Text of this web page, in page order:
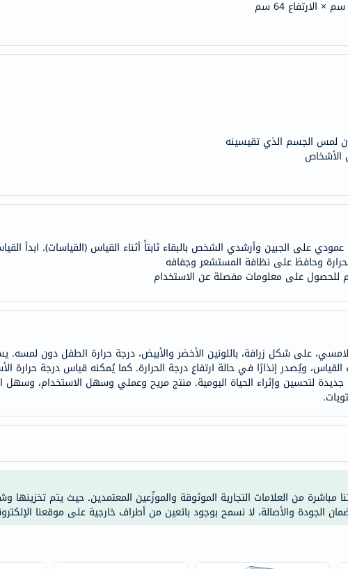
planet-
optibac
fino
Goongbe
doppelherz
dessert-
Biochem
SVR
skinceuticals
true-
الصحة
أساسيات
العناية
لمس الجسم الذي تقيسينه
الأشخاص
على الجبين وأرشدي الشخص بالبقاء ثابتاً أثناء القياس (القياسات). ابدأ
وحافظ على نظافة المستشعر وجفافه
للحصول على معلومات مفصلة عن الاستخدام
القياس، ويُصدر إنذارًا في حالة ارتفاع درجة الحرارة. كما يُمكنه قياس درجة
لتحسين وإثراء الحياة اليومية. منتج مريح وعملي وسهل الاستخدام، وسهل
مباشرة من العلامات التجارية الموثوقة والموزّعين المعتمدين. حيث يتم
الجودة والأصالة، لا نسمح بوجود بائعين من أطراف خارجية على موقعنا